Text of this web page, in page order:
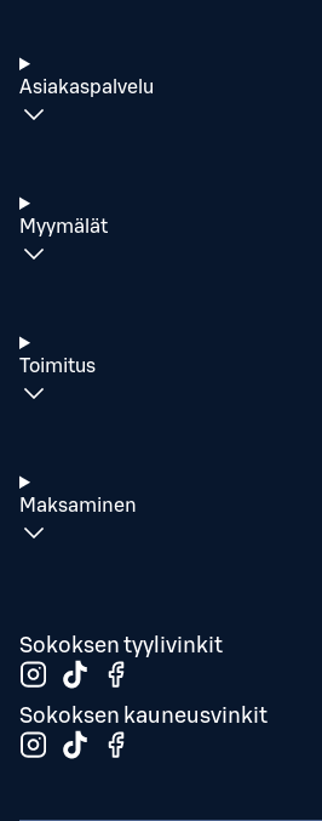
Asiakaspalvelu
Myymälät
Toimitus
Maksaminen
Sokoksen tyylivinkit
Sokoksen kauneusvinkit